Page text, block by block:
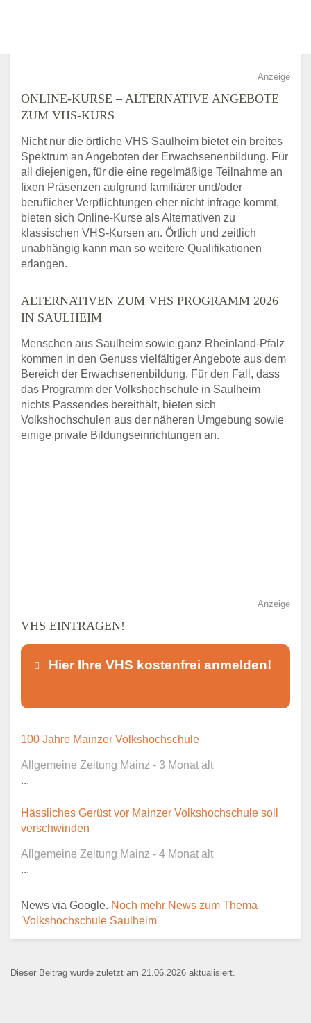
Anzeige
ONLINE-KURSE – ALTERNATIVE ANGEBOTE
ZUM VHS-KURS
Nicht nur die örtliche VHS Saulheim bietet ein breites
Spektrum an Angeboten der Erwachsenenbildung. Für
all diejenigen, für die eine regelmäßige Teilnahme an
fixen Präsenzen aufgrund familiärer und/oder
beruflicher Verpflichtungen eher nicht infrage kommt,
bieten sich Online-Kurse als Alternativen zu
klassischen VHS-Kursen an. Örtlich und zeitlich
unabhängig kann man so weitere Qualifikationen
erlangen.
ALTERNATIVEN ZUM VHS PROGRAMM 2026
IN SAULHEIM
Menschen aus Saulheim sowie ganz Rheinland-Pfalz
kommen in den Genuss vielfältiger Angebote aus dem
Bereich der Erwachsenenbildung. Für den Fall, dass
das Programm der Volkshochschule in Saulheim
nichts Passendes bereithält, bieten sich
Volkshochschulen aus der näheren Umgebung sowie
einige private Bildungseinrichtungen an.
Anzeige
VHS EINTRAGEN!
Hier Ihre VHS kostenfrei anmelden!
Dieser Teil dient lediglich zur
öffentlich sichtbar.
E-Mail*
100 Jahre Mainzer Volkshochschule
Allgemeine Zeitung Mainz - 3 Monat alt
...
Hässliches Gerüst vor Mainzer Volkshochschule soll
verschwinden
Allgemeine Zeitung Mainz - 4 Monat alt
...
News via Google. Noch mehr News zum Thema
'Volkshochschule Saulheim'
Dieser Beitrag wurde zuletzt am 21.06.2026 aktualisiert.